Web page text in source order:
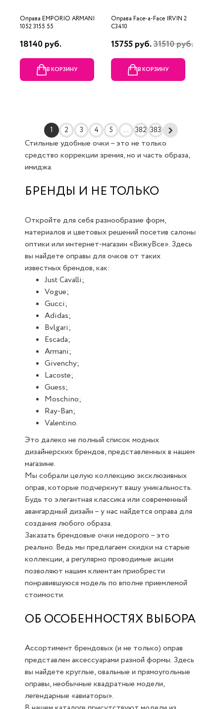
Оправа EMPORIO ARMANI
1052 3155 55
18140 руб.
В КОРЗИНУ
Оправа Face-a-Face IRVIN 2
C3410
15755 руб.31510 руб.
В КОРЗИНУ
1 2 3 4 5 ... 382 383
Стильные удобные очки – это не только
средство коррекции зрения, но и часть образа,
имиджа.
БРЕНДЫ И НЕ ТОЛЬКО
Откройте для себя разнообразие форм,
материалов и цветовых решений посетив салоны
оптики или интернет-магазин «ВижуВсе». Здесь
вы найдете оправы для очков от таких
известных брендов, как:
Just Cavalli;
Vogue;
Gucci;
Adidas;
Bvlgari;
Escada;
Armani;
Givenchy;
Lacoste;
Guess;
Moschino;
Ray-Ban;
Valentino.
Это далеко не полный список модных
дизайнерских брендов, представленных в нашем
магазине.
Мы собрали целую коллекцию эксклюзивных
оправ, которые подчеркнут вашу уникальность.
Будь то элегантная классика или современный
авангардный дизайн – у нас найдется оправа для
создания любого образа.
Заказать брендовые очки недорого – это
реально. Ведь мы предлагаем скидки на старые
коллекции, а регулярно проводимые акции
позволяют нашим клиентам приобрести
понравившуюся модель по вполне приемлемой
стоимости.
ОБ ОСОБЕННОСТЯХ ВЫБОРА
Ассортимент брендовых (и не только) оправ
представлен аксессуарами разной формы. Здесь
вы найдете круглые, овальные и прямоугольные
оправы, необычные квадратные модели,
легендарные «авиаторы».